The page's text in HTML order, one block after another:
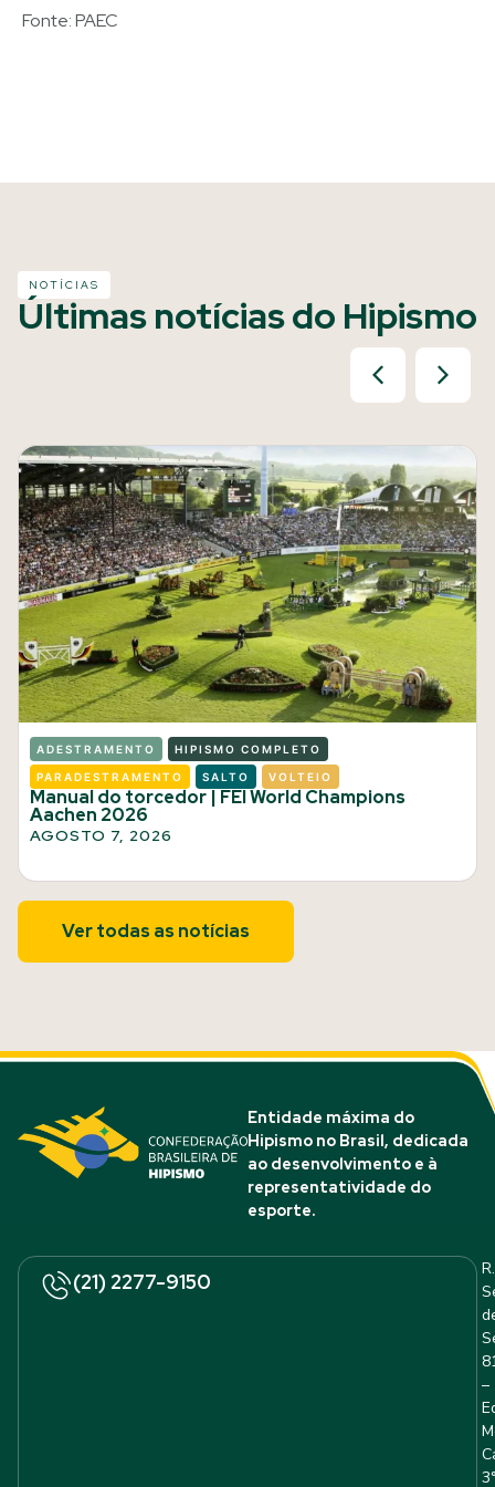
Fonte: PAEC
NOTÍCIAS
Últimas notícias do Hipismo
ADESTRAMENTO HIPISMO COMPLETO
PARADESTRAMENTO SALTO VOLTEIO
Manual do torcedor | FEI World Champions
Aachen 2026
AGOSTO 7, 2026
Ver todas as notícias
Entidade máxima do
Hipismo no Brasil, dedicada
ao desenvolvimento e à
representatividade do
esporte.
(21) 2277-9150
R.
–